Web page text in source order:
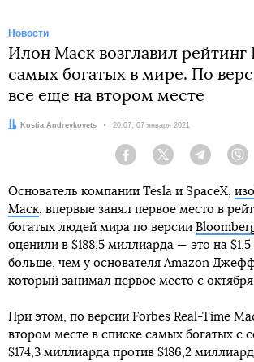
Новости
Илон Маск возглавил рейтинг
самых богатых в мире. По
все еще на втором месте
Автор:Kostia Andreykovets Дата:
20:07, 07 января 2021
Facebook Twitter Telegram
Основатель компании Tesla и SpaceX,
Маск, впервые занял первое место в
богатых людей мира по версии
оценили в $188,5 миллиарда — это на
больше, чем у основателя Amazon
который занимал первое место с октября
При этом, по версии Forbes Real-Time
втором месте в списке самых богатых с
$174,3 миллиарда против $186,2